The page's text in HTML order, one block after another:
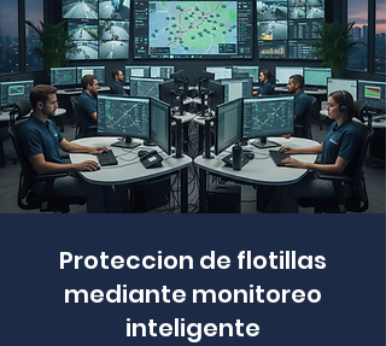
Proteccion de flotillas
mediante monitoreo
inteligente